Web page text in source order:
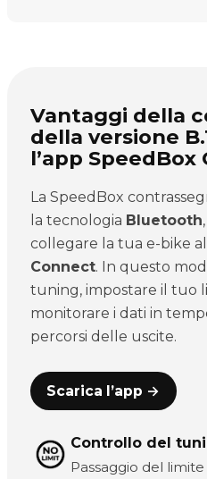
Vantaggi della
della versione
l’app
La SpeedBox
la tecnologia Bluetooth
collegare la tua e-bike
Connect. In questo
tuning, impostare il tuo
monitorare i dati in
percorsi delle uscite.
Scarica l’app →
Controllo del
Passaggio del